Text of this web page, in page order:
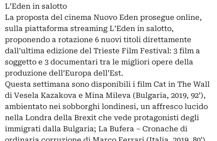
L’Eden in salotto
La proposta del cinema Nuovo Eden prosegue online,
sulla piattaforma streaming L’Eden in salotto,
proponendo a rotazione 6 nuovi titoli direttamente
dall'ultima edizione del Trieste Film Festival: 3 film a
soggetto e 3 documentari tra le migliori opere della
produzione dell’Europa dell’Est.
Questa settimana sono disponibili i film Cat in The Wall
di Vesela Kazakova e Mina Mileva (Bulgaria, 2019, 92’),
ambientato nei sobborghi londinesi, un affresco lucido
nella Londra della Brexit che vede protagonisti degli
immigrati dalla Bulgaria; La Bufera – Cronache di